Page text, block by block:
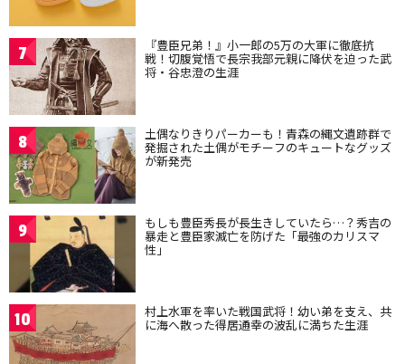
7 『豊臣兄弟！』小一郎の5万の大軍に徹底抗
戦！切腹覚悟で長宗我部元親に降伏を迫った武
将・谷忠澄の生涯
8 土偶なりきりパーカーも！青森の縄文遺跡群で
発掘された土偶がモチーフのキュートなグッズ
が新発売
9 もしも豊臣秀長が長生きしていたら…？秀吉の
暴走と豊臣家滅亡を防げた「最強のカリスマ
性」
10 村上水軍を率いた戦国武将！幼い弟を支え、共
に海へ散った得居通幸の波乱に満ちた生涯